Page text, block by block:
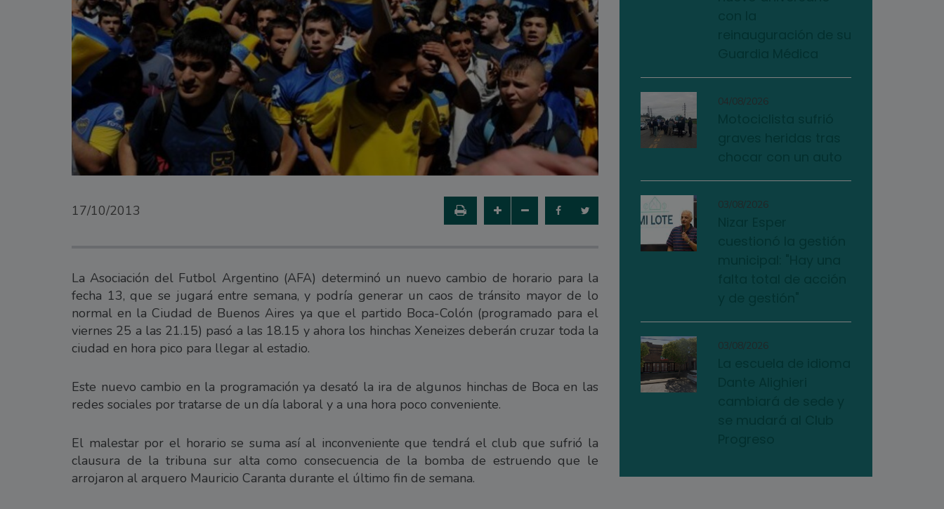
17/10/2013
La Asociación del Futbol Argentino (AFA) determinó un nuevo cambio de horario para la
fecha 13, que se jugará entre semana, y podría generar un caos de tránsito mayor de lo
normal en la Ciudad de Buenos Aires ya que el partido Boca-Colón (programado para el
viernes 25 a las 21.15) pasó a las 18.15 y ahora los hinchas Xeneizes deberán cruzar toda la
ciudad en hora pico para llegar al estadio.
Este nuevo cambio en la programación ya desató la ira de algunos hinchas de Boca en las
redes sociales por tratarse de un día laboral y a una hora poco conveniente.
El malestar por el horario se suma así al inconveniente que tendrá el club que sufrió la
clausura de la tribuna sur alta como consecuencia de la bomba de estruendo que le
arrojaron al arquero Mauricio Caranta durante el último fin de semana.
04/08/2026
03/08/2026
03/08/2026